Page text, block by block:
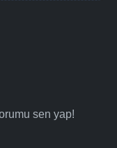
sen yap!